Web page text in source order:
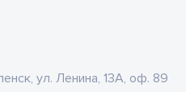
ул. Ленина, 13А, оф. 89